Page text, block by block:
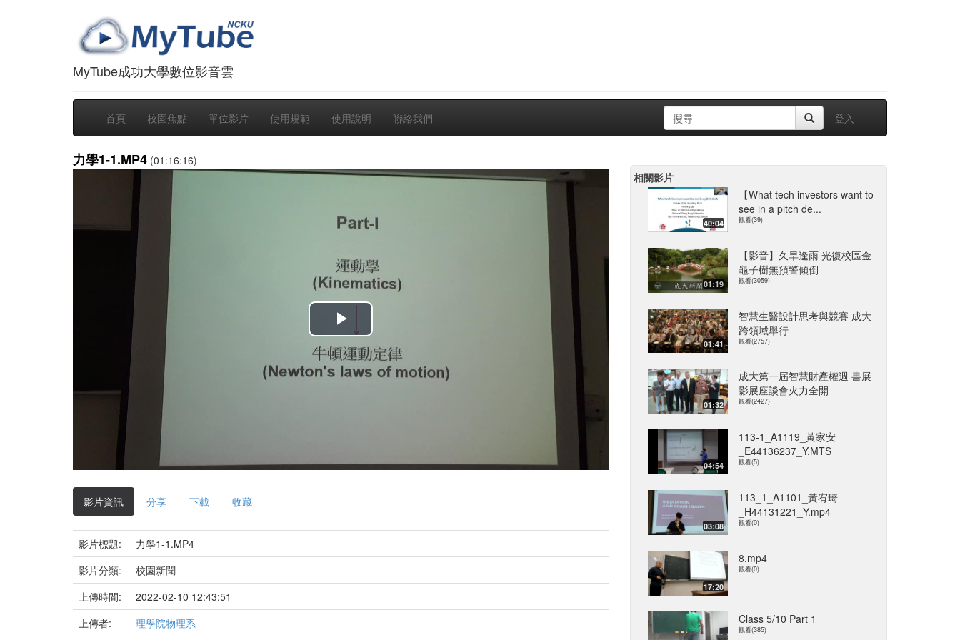
MyTube成功大學數位影音雲
首頁 校園焦點 單位影片 使用規範 使用說明 聯絡我們 登入
力學1-1.MP4 (01:16:16)
播
放
影片資訊 分享 下載 收藏
影片標題:
力學1-1.MP4
影片分類:
校園新聞
上傳時間:
2022-02-10 12:43:51
上傳者:
理學院物理系
相關影片
40:04
【What tech investors want to
see in a pitch de...
觀看(39)
01:19
【影音】久旱逢雨 光復校區金
龜子樹無預警傾倒
觀看(3059)
01:41
智慧生醫設計思考與競賽 成大
跨領域舉行
觀看(2757)
01:32
成大第一屆智慧財產權週 書展
影展座談會火力全開
觀看(2427)
04:54
113-1_A1119_黃家安
_E44136237_Y.MTS
觀看(5)
03:08
113_1_A1101_黃宥琦
_H44131221_Y.mp4
觀看(0)
17:20
8.mp4
觀看(0)
Class 5/10 Part 1
觀看(385)